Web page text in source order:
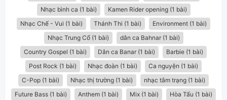
Nhạc bình ca (1 bài)
Kamen Rider opening (1 bài)
Nhạc Chế - Vui (1 bài)
Thánh Thi (1 bài)
Environment (1 bài)
Nhạc Trung Cổ (1 bài)
dân ca Bahnar (1 bài)
Country Gospel (1 bài)
Dân ca Banar (1 bài)
Barbie (1 bài)
Post Rock (1 bài)
Nhạc đoàn (1 bài)
Ca nguyện (1 bài)
C-Pop (1 bài)
Nhạc thị trường (1 bài)
nhạc tâm trạng (1 bài)
Future Bass (1 bài)
Anthem (1 bài) Mix (1 bài)
Hòa Tấu (1 bài)